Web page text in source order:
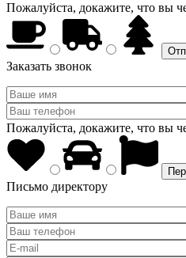
Пожалуйста, докажите, что вы
Заказать звонок
Пожалуйста, докажите, что вы
Письмо директору